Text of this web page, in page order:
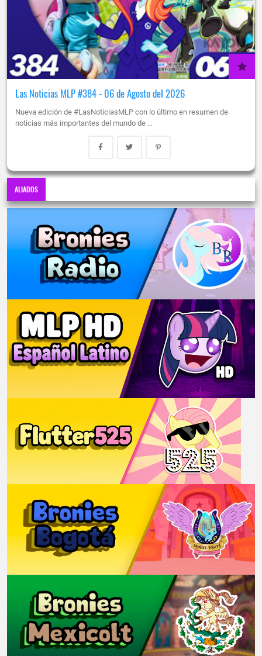
Las Noticias MLP #384 - 06 de Agosto del 2026
Nueva edición de #LasNoticiasMLP con lo último en resumen de
noticias más importantes del mundo de …
ALIADOS